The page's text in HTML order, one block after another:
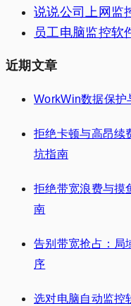
说说公司上网监
员工电脑监控软
近期文章
WorkWin数据保护
拒绝卡顿与高昂续
坑指南
拒绝带宽浪费与摸
南
告别带宽抢占：局
序
选对电脑自动监控